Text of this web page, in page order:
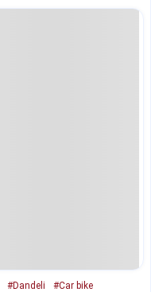
#Dandeli #Car bike